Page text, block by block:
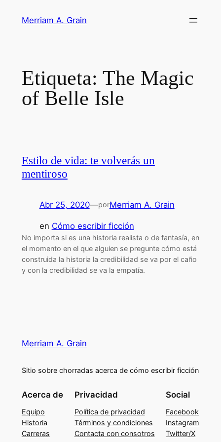
Merriam A. Grain
Etiqueta: The Magic
of Belle Isle
Estilo de vida: te volverás un
mentiroso
Abr 25, 2020—porMerriam A. Grain
en Cómo escribir ficción
No importa si es una historia realista o de fantasía, en
el momento en el que alguien se pregunte cómo está
construida la historia la credibilidad se va por el caño
y con la credibilidad se va la empatía.
Merriam A. Grain
Sitio sobre chorradas acerca de cómo escribir ficción
Acerca de
Equipo
Historia
Carreras
Privacidad
Política de privacidad
Términos y condiciones
Contacta con consotros
Social
Facebook
Instagram
Twitter/X